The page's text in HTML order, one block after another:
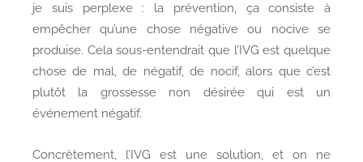
je suis perplexe : la prévention, ça consiste à
empêcher qu’une chose négative ou nocive se
produise. Cela sous-entendrait que l’IVG est quelque
chose de mal, de négatif, de nocif, alors que c’est
plutôt la grossesse non désirée qui est un
événement négatif.
Concrètement, l’IVG est une solution, et on ne